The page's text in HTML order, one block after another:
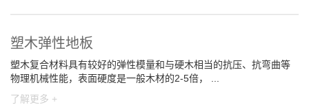
塑木弹性地板
塑木复合材料具有较好的弹性模量和与硬木相当的抗压、抗弯曲等
物理机械性能，表面硬度是一般木材的2-5倍， ...
了解更多 +